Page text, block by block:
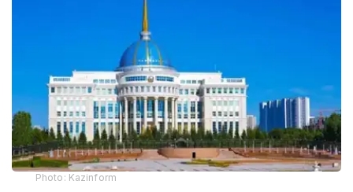
Photo: Kazinform